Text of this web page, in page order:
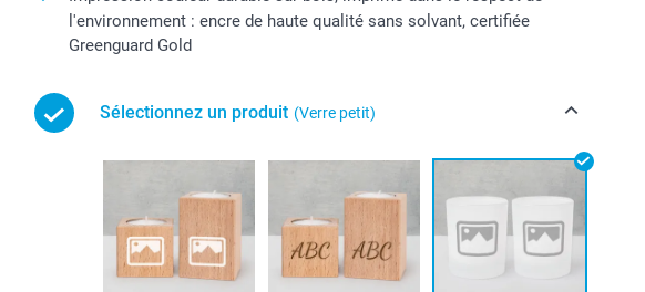
l'environnement : encre de haute qualité sans solvant, certifiée
Greenguard Gold
Sélectionnez un produit (Verre petit)